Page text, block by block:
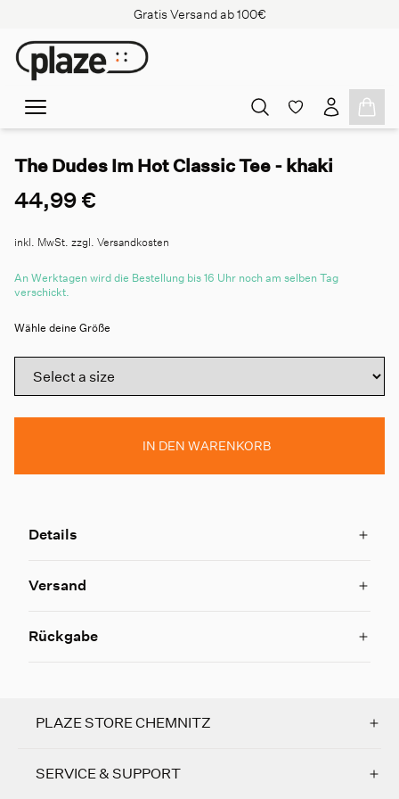
Gratis Versand ab 100€
The Dudes Im Hot Classic Tee - khaki
44,99 €
inkl. MwSt. zzgl. Versandkosten
An Werktagen wird die Bestellung bis 16 Uhr noch am selben Tag
verschickt.
Wähle deine Größe
IN DEN WARENKORB
Details
Versand
Rückgabe
PLAZE STORE CHEMNITZ
SERVICE & SUPPORT